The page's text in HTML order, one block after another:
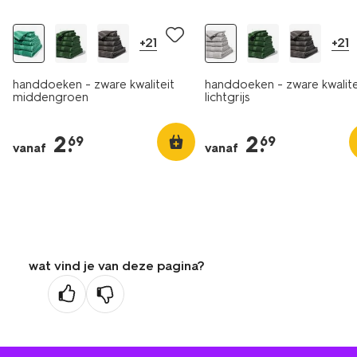
+21
handdoeken - zware kwaliteit
middengroen
vanaf 2.
69
+21
handdoeken - zware
lichtgrijs
vanaf 2.
69
wat vind je van deze pagina?